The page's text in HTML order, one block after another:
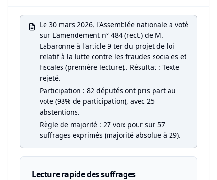
Le 30 mars 2026, l'Assemblée nationale a voté
sur L'amendement n° 484 (rect.) de M.
Labaronne à l'article 9 ter du projet de loi
relatif à la lutte contre les fraudes sociales et
fiscales (première lecture).. Résultat : Texte
rejeté.
Participation : 82 députés ont pris part au
vote (98% de participation), avec 25
abstentions.
Règle de majorité : 27 voix pour sur 57
suffrages exprimés (majorité absolue à 29).
Lecture rapide des suffrages